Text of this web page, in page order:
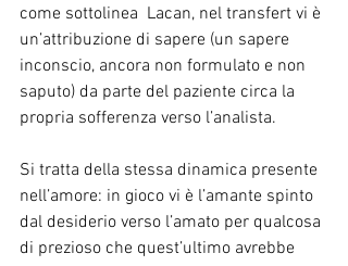
come sottolinea  Lacan, nel transfert vi è
un’attribuzione di sapere (un sapere
inconscio, ancora non formulato e non
saputo) da parte del paziente circa la
propria sofferenza verso l’analista.
Si tratta della stessa dinamica presente
nell’amore: in gioco vi è l’amante spinto
dal desiderio verso l’amato per qualcosa
di prezioso che quest’ultimo avrebbe